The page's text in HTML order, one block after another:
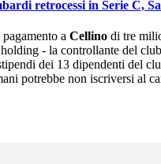
retrocessi in Serie C,
a Cellino di tre
- la controllante del
dei 13 dipendenti del
potrebbe non iscriversi al